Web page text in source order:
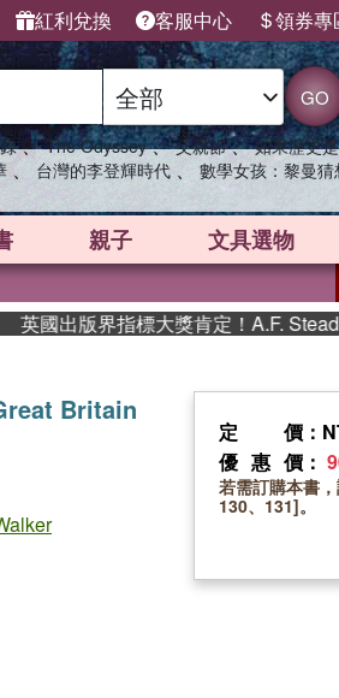
紅利兌換 客服中心 領券專
GO
、 The Odyssey 、 父親節 、 如果歷史
、 台灣的李登輝時代 、 數學女孩：黎曼猜
親子 文具選物
國出版界指標大獎肯定！A.F.
Britain
定價 ：
優惠價 ：
若需訂購本書
130、131]。